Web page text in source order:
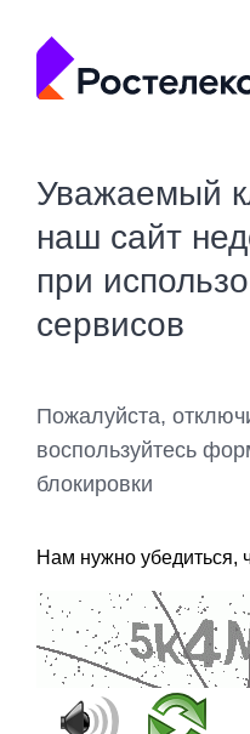
Уважаемый
наш сайт
при
сервисов
Пожалуйста,
воспользуйтесь
блокировки
Нам нужно убедиться,